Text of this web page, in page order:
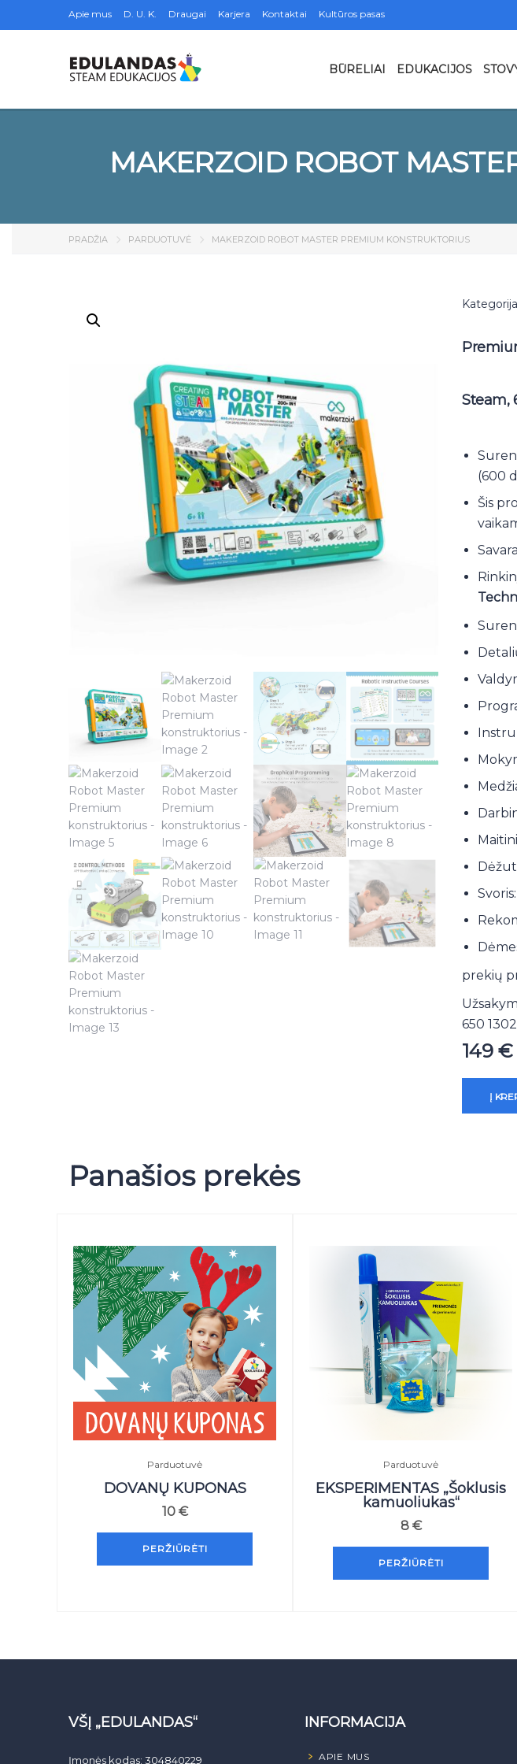
Apie mus D. U. K. Draugai Karjera Kontaktai Kultūros pasas
BŪRELIAI EDUKACIJOS
MAKERZOID ROBOT
PRADŽIA PARDUOTUVĖ MAKERZOID ROBOT MASTER PREMIUM KONSTRUKTORIUS
Steam,
(600
Šis
prekių
650
149 €
Į
Panašios prekės
Parduotuvė
DOVANŲ KUPONAS
10 €
PERŽIŪRĖTI
Parduotuvė
EKSPERIMENTAS „Šoklusis
kamuoliukas“
8 €
PERŽIŪRĖTI
VŠĮ „EDULANDAS“
Įmonės kodas: 304840229
INFORMACIJA
APIE MUS